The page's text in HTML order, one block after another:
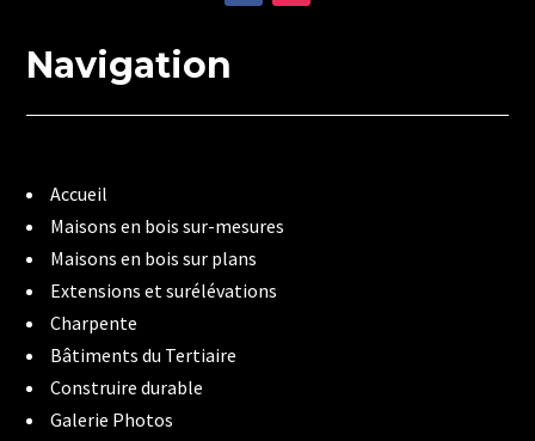
Navigation
Accueil
Maisons en bois sur-mesures
Maisons en bois sur plans
Extensions et surélévations
Charpente
Bâtiments du Tertiaire
Construire durable
Galerie Photos